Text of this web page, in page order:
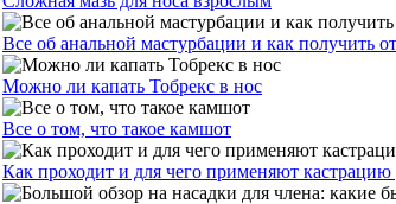
Все об анальной мастурбации и как получить
Можно ли капать Тобрекс в нос
Все о том, что такое камшот
Как проходит и для чего применяют